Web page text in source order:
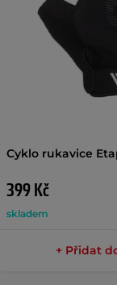
Cyklo rukavice
399 Kč
skladem
+ Přidat